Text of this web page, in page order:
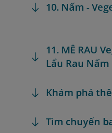
10. Nấm -
11. MÊ RAU
Lẩu Rau Nấm
Khám phá
Tìm chuyến